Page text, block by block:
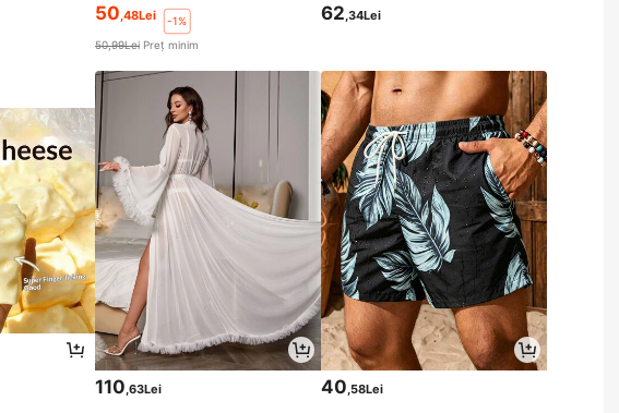
50,48Lei
-1%
50,99Lei Preț minim
62,34Lei
110,63Lei 40,58Lei